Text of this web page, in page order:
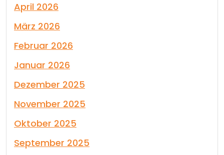
April 2026
März 2026
Februar 2026
Januar 2026
Dezember 2025
November 2025
Oktober 2025
September 2025